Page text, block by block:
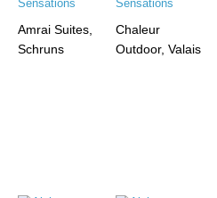
Amrai Suites,
Schruns
Chaleur
Outdoor, Valais